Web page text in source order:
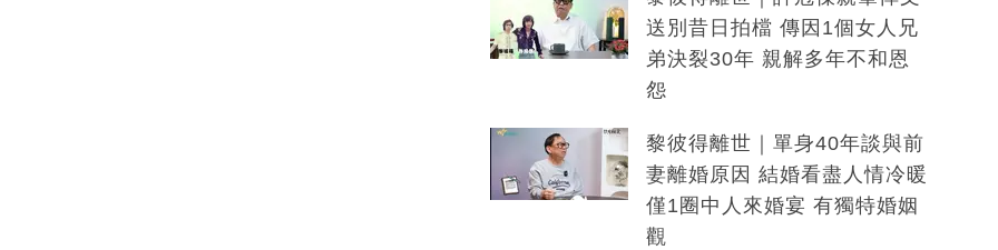
送別昔日拍檔 傳因1個女人兄
弟決裂30年 親解多年不和恩
怨
黎彼得離世｜單身40年談與前
妻離婚原因 結婚看盡人情冷暖
僅1圈中人來婚宴 有獨特婚姻
觀